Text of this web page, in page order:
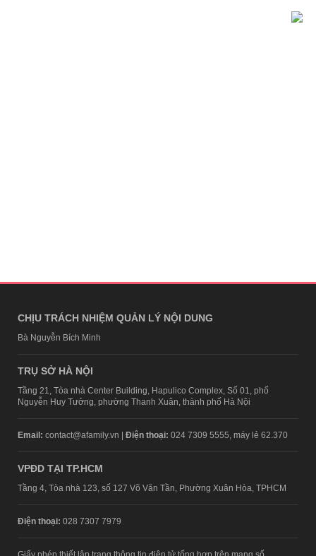
CHỊU TRÁCH NHIỆM QUẢN LÝ NỘI DUNG
Bà Nguyễn Bích Minh
TRỤ SỞ HÀ NỘI
Tầng 21, Tòa nhà Center Building, Hapulico Complex, Số 01, phố
Nguyễn Huy Tưởng, phường Thanh Xuân, thành phố Hà Nội
Email: contact@afamily.vn | Điện thoại: 024 7309 5555, máy lẻ 62.370
VPĐD TẠI TP.HCM
Tầng 4, Tòa nhà 123, số 127 Võ Văn Tần, Phường Xuân Hòa, TPHCM
Điện thoại: 028 7307 7979